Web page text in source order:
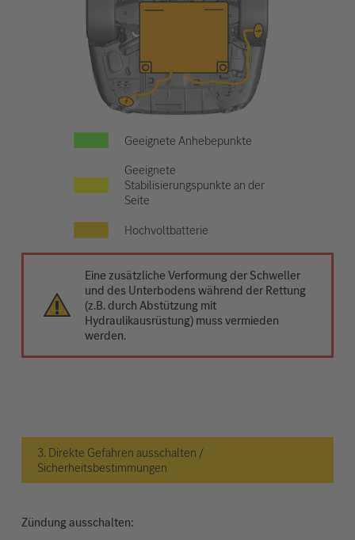
Geeignete Anhebepunkte
Geeignete
Stabilisierungspunkte an der
Seite
Hochvoltbatterie
Eine zusätzliche Verformung der Schweller
und des Unterbodens während der Rettung
(z.B. durch Abstützung mit
Hydraulikausrüstung) muss vermieden
werden.
3. Direkte Gefahren ausschalten /
Sicherheitsbestimmungen
Zündung ausschalten: